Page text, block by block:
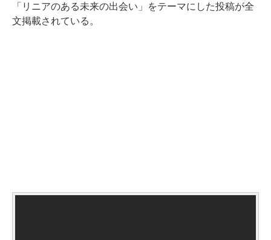
「リニアのある未来の出会い」をテーマにした投稿が全
文掲載されている。